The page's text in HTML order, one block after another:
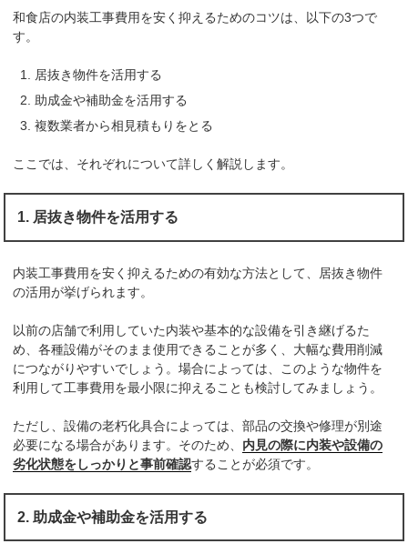
和食店の内装工事費用を安く抑えるためのコツは、以下の3つで
す。
居抜き物件を活用する
助成金や補助金を活用する
複数業者から相見積もりをとる
ここでは、それぞれについて詳しく解説します。
1. 居抜き物件を活用する
内装工事費用を安く抑えるための有効な方法として、居抜き物件
の活用が挙げられます。
以前の店舗で利用していた内装や基本的な設備を引き継げるた
め、各種設備がそのまま使用できることが多く、大幅な費用削減
につながりやすいでしょう。場合によっては、このような物件を
利用して工事費用を最小限に抑えることも検討してみましょう。
ただし、設備の老朽化具合によっては、部品の交換や修理が別途
必要になる場合があります。そのため、 内見の際に内装や設備の
劣化状態をしっかりと事前確認することが必須です。
2. 助成金や補助金を活用する